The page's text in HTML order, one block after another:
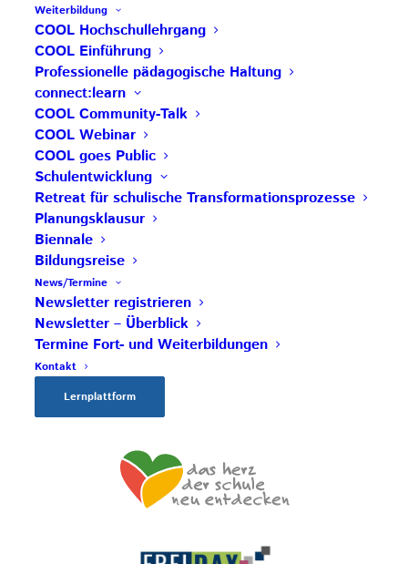
Weiterbildung
COOL Hochschullehrgang
COOL Einführung
Professionelle pädagogische Haltung
connect:learn
COOL Community-Talk
COOL Webinar
COOL goes Public
Schulentwicklung
Retreat für schulische Transformationsprozesse
Planungsklausur
Biennale
Bildungsreise
News/Termine
Newsletter registrieren
Newsletter – Überblick
Termine Fort- und Weiterbildungen
Kontakt
Lernplattform
Impulszentrum für Cooperatives Offenes Lernen
c/o ibc hetzendorf – BHAK/S Wien 12
Hetzendorfer Straße 66 – 68
impulszentrum@cooltrainers.at
Impressum
Datenschutzerklärung